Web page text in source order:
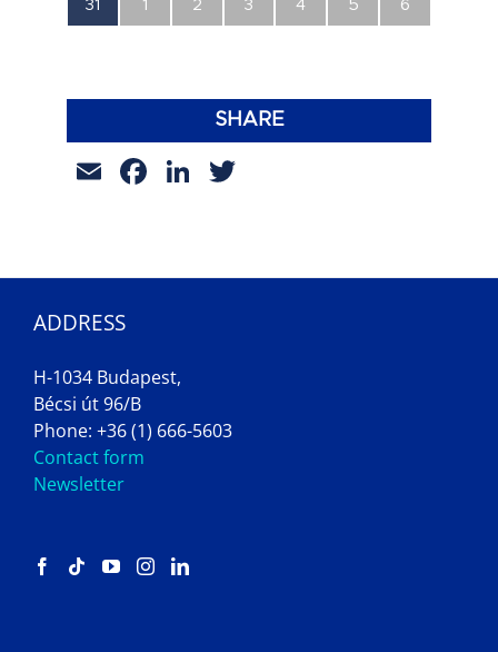
0
esemény,
31
0
esemény,
1
0
esemény,
2
0
esemény,
3
0
esemény,
4
0
esemény,
5
0
esemény,
6
SHARE
EmailFacebook
LinkedIn
ADDRESS
H-1034 Budapest,
Bécsi út 96/B
Phone: +36 (1) 666-5603
Contact form
Newsletter